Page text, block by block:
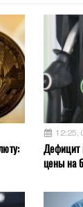
12:25,
Дефицит
цены на